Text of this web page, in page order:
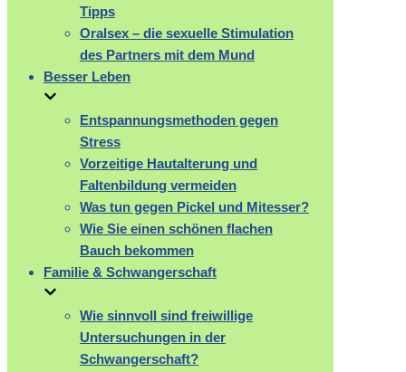
Tipps
Oralsex – die sexuelle Stimulation
des Partners mit dem Mund
Besser Leben
Entspannungsmethoden gegen
Stress
Vorzeitige Hautalterung und
Faltenbildung vermeiden
Was tun gegen Pickel und Mitesser?
Wie Sie einen schönen flachen
Bauch bekommen
Familie & Schwangerschaft
Wie sinnvoll sind freiwillige
Untersuchungen in der
Schwangerschaft?